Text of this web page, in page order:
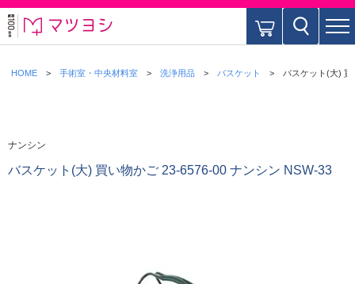
HOME 手術室・中央材料室 洗浄用品 バスケット バスケット(大)
ナンシン
バスケット(大) 買い物かご 23-6576-00 ナンシン NSW-33